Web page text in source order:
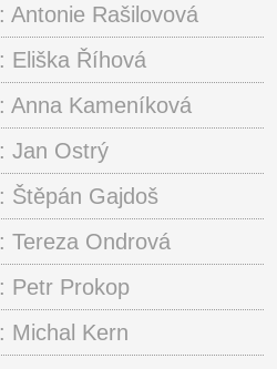
Antonie Rašilovová
Eliška Říhová
Anna Kameníková
Jan Ostrý
Štěpán Gajdoš
Tereza Ondrová
Petr Prokop
Michal Kern